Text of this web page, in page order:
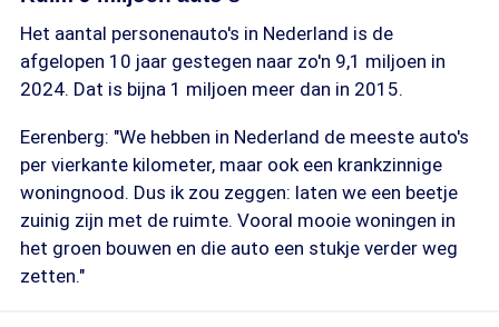
Het aantal personenauto's in Nederland is de
afgelopen 10 jaar gestegen naar zo'n 9,1 miljoen in
2024. Dat is bijna 1 miljoen meer dan in 2015.
Eerenberg: "We hebben in Nederland de meeste auto's
per vierkante kilometer, maar ook een krankzinnige
woningnood. Dus ik zou zeggen: laten we een beetje
zuinig zijn met de ruimte. Vooral mooie woningen in
het groen bouwen en die auto een stukje verder weg
zetten."